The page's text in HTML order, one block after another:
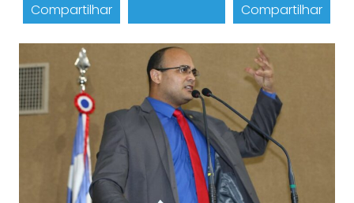
Compartilhar
Compartilhar